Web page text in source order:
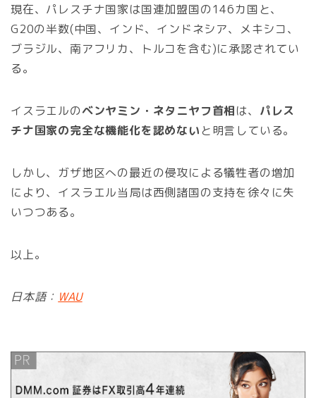
現在、パレスチナ国家は国連加盟国の146カ国と、
G20の半数(中国、インド、インドネシア、メキシコ、
ブラジル、南アフリカ、トルコを含む)に承認されてい
る。
イスラエルのベンヤミン・ネタニヤフ首相は、 パレス
チナ国家の完全な機能化を認めない と明言している。
しかし、ガザ地区への最近の侵攻による犠牲者の増加
により、イスラエル当局は西側諸国の支持を徐々に失
いつつある。
以上。
日本語： WAU